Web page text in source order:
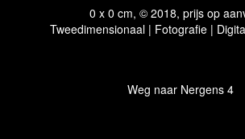
0 x 0 cm, © 2018, prijs op
Tweedimensionaal | Fotografie |
Weg naar Nergens 4